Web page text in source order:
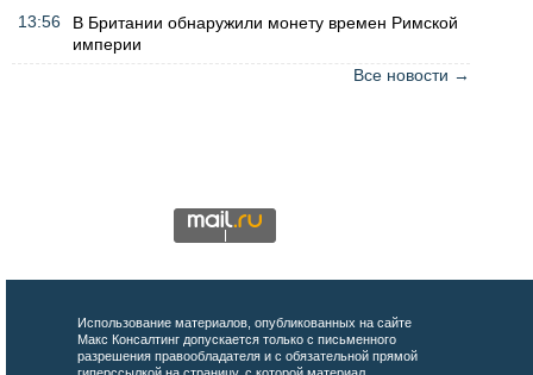
13:56
В Британии обнаружили монету времен Римской
империи
Все новости →
Использование материалов, опубликованных на сайте
Макс Консалтинг допускается только с письменного
разрешения правообладателя и с обязательной прямой
гиперссылкой на страницу, с которой материал